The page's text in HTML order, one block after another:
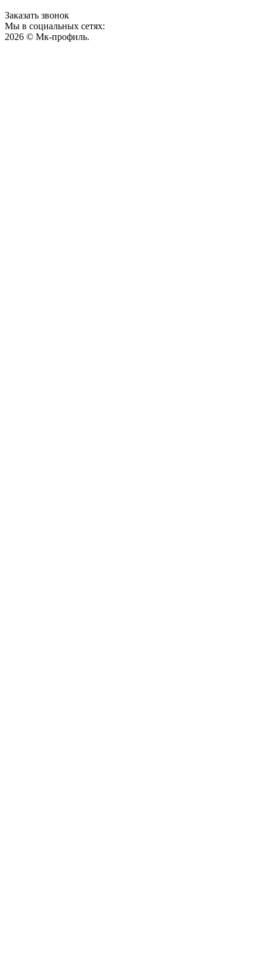
Заказать звонок
Мы в социальных сетях:
2026 © Мк-профиль.